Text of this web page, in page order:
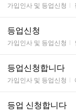
게시판명
가입인사 및 등업신청
등업신청
게시판명
가입인사 및 등업신청
등업신청합니다
게시판명
가입인사 및 등업신청
등업 신청합니다